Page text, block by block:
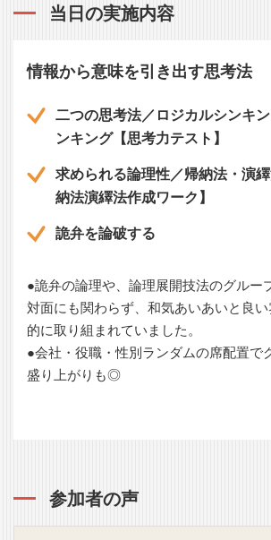
当日の実施内容
情報から意味を引き出す思考法
二つの思考法／ロジカルシンキ
ンキング【思考力テスト】
求められる論理性／帰納法・演
納法演繹法作成ワーク】
詭弁を論破する
●詭弁の論理や、論理展開技法のグルー
対面にも関わらず、和気あいあいと良
的に取り組まれていました。
●会社・役職・性別ランダムの席配置で
盛り上がりも◎
参加者の声